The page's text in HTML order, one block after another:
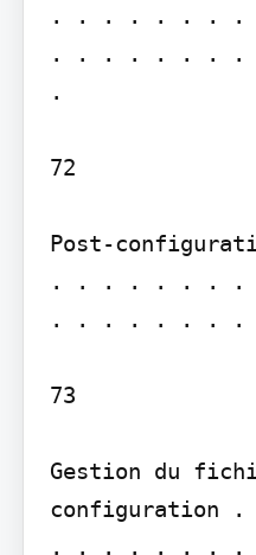
. . . . . . . .
. . . . . . . .
.
72
Post-
. . . . . . . .
. . . . . . . .
73
Gestion du
. . . . . . . .